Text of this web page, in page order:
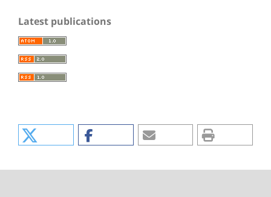
Latest publications